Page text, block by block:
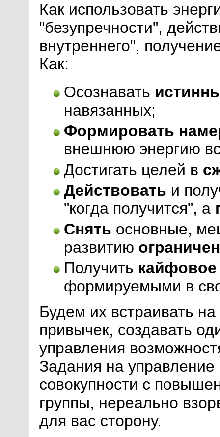
Как использовать
"безупречности",
внутреннего",
Как:
Осознавать
навязанных;
Формировать
внешнюю энергию
Достигать целей в
Действовать и
"когда получится", а
Снять основные,
развитию
Получить
формируемыми в
Будем их встраивать
привычек, создавать
управления
Задания на
совокупности с
группы, нереально
для вас сторону.